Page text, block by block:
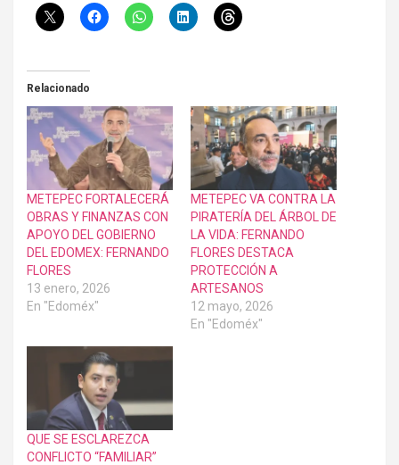
Relacionado
METEPEC FORTALECERÁ
OBRAS Y FINANZAS CON
APOYO DEL GOBIERNO
DEL EDOMEX: FERNANDO
FLORES
13 enero, 2026
En "Edoméx"
METEPEC VA CONTRA LA
PIRATERÍA DEL ÁRBOL DE
LA VIDA: FERNANDO
FLORES DESTACA
PROTECCIÓN A
ARTESANOS
12 mayo, 2026
En "Edoméx"
QUE SE ESCLAREZCA
CONFLICTO “FAMILIAR”